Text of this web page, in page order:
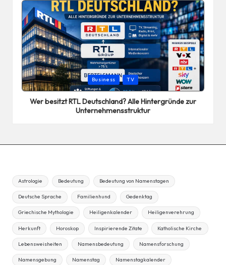
Posted
in
Business TV
Wer besitzt RTL Deutschland? Alle Hintergründe zur
Unternehmensstruktur
Astrologie Bedeutung Bedeutung von Namenstagen
Deutsche Sprache Familienhund Gedenktag
Griechische Mythologie Heiligenkalender Heiligenverehrung
Herkunft Horoskop Inspirierende Zitate Katholische Kirche
Lebensweisheiten Namensbedeutung Namensforschung
Namensgebung Namenstag Namenstagkalender